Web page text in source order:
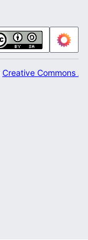
Creative Commons